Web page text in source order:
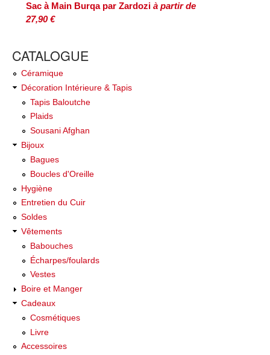
Sac à Main Burqa par Zardozi à partir de
27,90 €
CATALOGUE
Céramique
Décoration Intérieure & Tapis
Tapis Baloutche
Plaids
Sousani Afghan
Bijoux
Bagues
Boucles d'Oreille
Hygiène
Entretien du Cuir
Soldes
Vêtements
Babouches
Écharpes/foulards
Vestes
Boire et Manger
Cadeaux
Cosmétiques
Livre
Accessoires